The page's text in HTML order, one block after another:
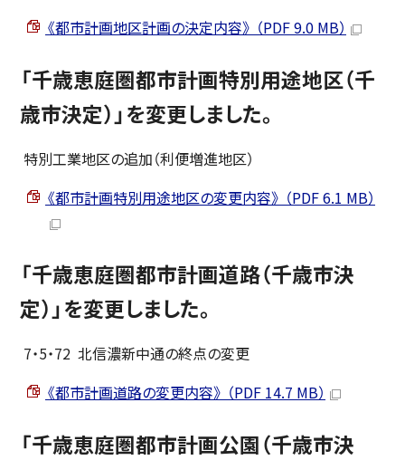
《都市計画地区計画の決定内容》 （PDF 9.0 MB）
「千歳恵庭圏都市計画特別用途地区（千
歳市決定）」を変更しました。
特別工業地区の追加（利便増進地区）
《都市計画特別用途地区の変更内容》 （PDF 6.1 MB）
「千歳恵庭圏都市計画道路（千歳市決
定）」を変更しました。
7・5・72 北信濃新中通の終点の変更
《都市計画道路の変更内容》 （PDF 14.7 MB）
「千歳恵庭圏都市計画公園（千歳市決